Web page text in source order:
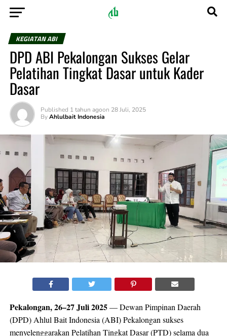
KEGIATAN ABI
DPD ABI Pekalongan Sukses Gelar
Pelatihan Tingkat Dasar untuk Kader
Dasar
Published 1 tahun agoon 28 Juli, 2025
By Ahlulbait Indonesia
Pekalongan, 26–27 Juli 2025— Dewan Pimpinan Daerah
(DPD) Ahlul Bait Indonesia (ABI) Pekalongan sukses
menyelenggarakan Pelatihan Tingkat Dasar (PTD) selama dua